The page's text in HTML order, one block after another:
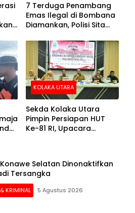
7 Terduga Penambang
Emas Ilegal di Bombana
Diamankan, Polisi Sita
Crusher
KOLAKA UTARA
Sekda Kolaka Utara
Pimpin Persiapan HUT
Ke-81 RI, Upacara
Selatan Dinonaktifkan
Tersangka
KRIMINAL 5 Agustus 2026